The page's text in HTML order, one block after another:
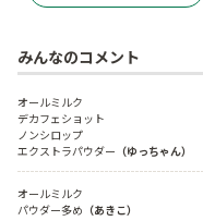
みんなのコメント
オールミルク
デカフェショット
ノンシロップ
エクストラパウダー （ゆっちゃん）
オールミルク
パウダー多め （あきこ）